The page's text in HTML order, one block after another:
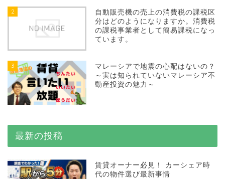
2
自動販売機の売上の消費税の課税区
分はどのようになりますか。消費税
の課税事業者として簡易課税になっ
ています。
3
マレーシアで地震の心配はないの？
～実は知られていないマレーシア不
動産投資の魅力～
最新の投稿
賃貸オーナー必見！ カーシェア時
代の物件選び最新事情